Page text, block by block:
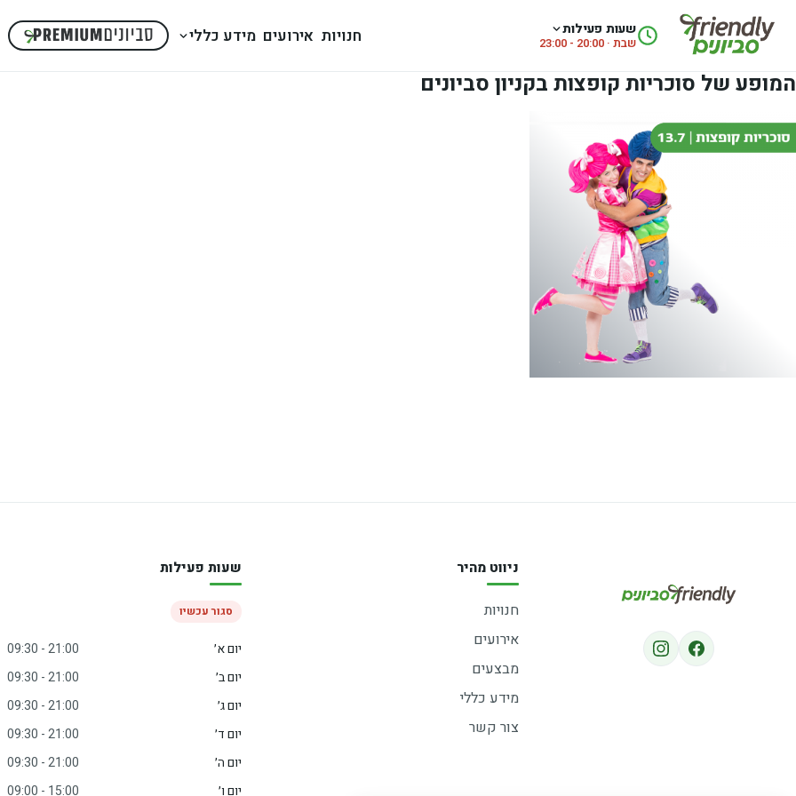
שעות פעילות
שבת · 20:00 - 23:00 חנויות אירועים מידע כללי
המופע של סוכריות קופצות בקניון סביונים
ניווט מהיר
חנויות
אירועים
מבצעים
מידע כללי
צור קשר
שעות פעילות
סגור עכשיו
יום א׳
09:30 - 21:00
יום ב׳
09:30 - 21:00
יום ג׳
09:30 - 21:00
יום ד׳
09:30 - 21:00
יום ה׳
09:30 - 21:00
יום ו׳
09:00 - 15:00